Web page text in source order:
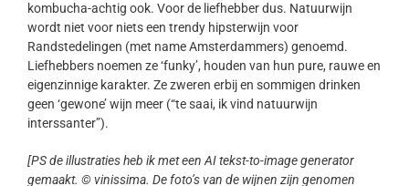
kombucha-achtig ook. Voor de liefhebber dus. Natuurwijn
wordt niet voor niets een trendy hipsterwijn voor
Randstedelingen (met name Amsterdammers) genoemd.
Liefhebbers noemen ze ‘funky’, houden van hun pure, rauwe en
eigenzinnige karakter. Ze zweren erbij en sommigen drinken
geen ‘gewone’ wijn meer (“te saai, ik vind natuurwijn
interssanter”).
[PS de illustraties heb ik met een AI tekst-to-image generator
gemaakt. © vinissima. De foto’s van de wijnen zijn genomen